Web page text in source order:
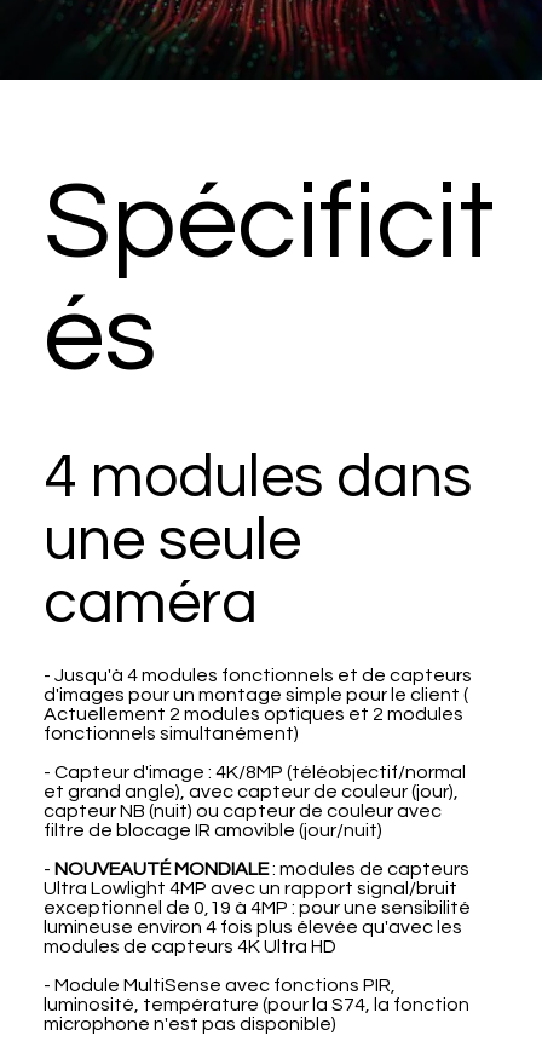
Spécificit
és
4 modules dans
une seule
caméra
- Jusqu'à 4 modules fonctionnels et de capteurs
d'images pour un montage simple pour le client (
Actuellement 2 modules optiques et 2 modules
fonctionnels simultanément)
- Capteur d'image : 4K/8MP (téléobjectif/normal
et grand angle), avec capteur de couleur (jour),
capteur NB (nuit) ou capteur de couleur avec
filtre de blocage IR amovible (jour/nuit)
- NOUVEAUTÉ MONDIALE: modules de capteurs
Ultra Lowlight 4MP avec un rapport signal/bruit
exceptionnel de 0,19 à 4MP : pour une sensibilité
lumineuse environ 4 fois plus élevée qu'avec les
modules de capteurs 4K Ultra HD
- Module MultiSense avec fonctions PIR,
luminosité, température (pour la S74, la fonction
microphone n'est pas disponible)